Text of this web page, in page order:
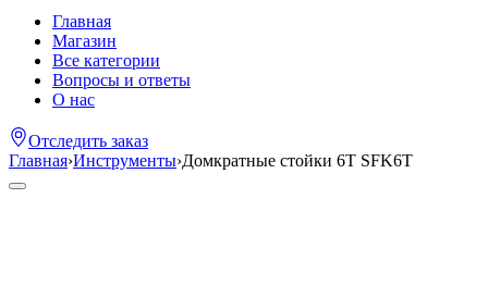
Главная
Магазин
Все категории
Вопросы и ответы
О нас
Отследить заказ
Главная›Инструменты›Домкратные стойки 6T SFK6T